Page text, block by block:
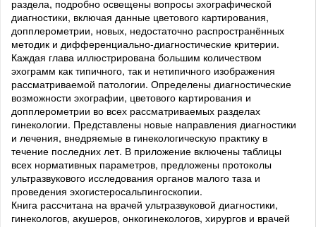
раздела, подробно освещены вопросы эхографической
диагностики, включая данные цветового картирования,
допплерометрии, новых, недостаточно распространённых
методик и дифференциально-диагностические критерии.
Каждая глава иллюстрирована большим количеством
эхограмм как типичного, так и нетипичного изображения
рассматриваемой патологии. Определены диагностические
возможности эхографии, цветового картирования и
допплерометрии во всех рассматриваемых разделах
гинекологии. Представлены новые направления диагностики
и лечения, внедряемые в гинекологическую практику в
течение последних лет. В приложение включены таблицы
всех нормативных параметров, предложены протоколы
ультразвукового исследования органов малого таза и
проведения эхогистеросальпингоскопии.
Книга рассчитана на врачей ультразвуковой диагностики,
гинекологов, акушеров, онкогинекологов, хирургов и врачей